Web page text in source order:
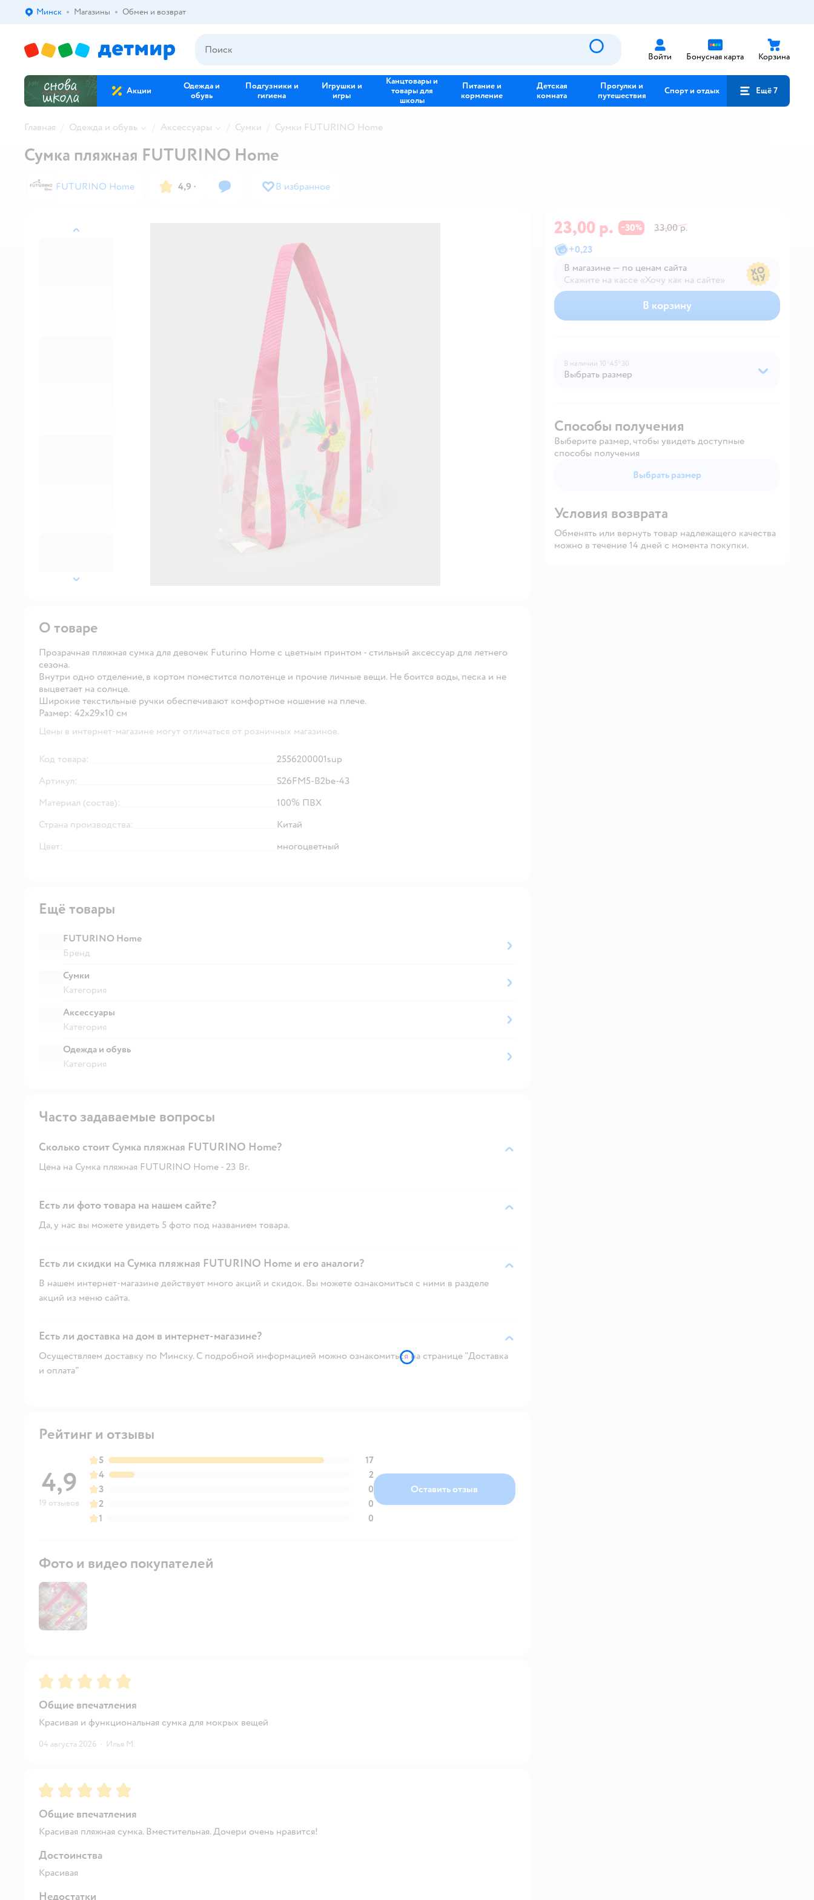
Выбор адреса доставки.
Минск Магазины Обмен и возврат
Войти Бонусная карта Корзина
Акции
Одежда и
обувь
Подгузники и
гигиена
Игрушки и
игры
Канцтовары и
товары для
школы
Питание и
кормление
Детская
комната
Прогулки и
путешествия
Спорт и отдых Ещё 7
Главная Одежда и обувь Аксессуары Сумки Сумки FUTURINO Home
назад
далее
Сумка пляжная FUTURINO Home
FUTURINO Home 4,9 · В избранное
23,00 р. −30%
33,00 р.
+0,23
В магазине — по ценам сайта
Скажите на кассе «Хочу как на сайте»
В магазине — по ценам сайта
В корзину
В наличии 10*45*30
Выбрать размер
Способы получения
Выберите размер, чтобы увидеть доступные
способы получения
Выбрать размер
Условия возврата
Обменять или вернуть товар надлежащего качества
можно в течение 14 дней с момента покупки.
О товаре
Прозрачная пляжная сумка для девочек Futurino Home с цветным принтом - стильный аксессуар для летнего
сезона.
Внутри одно отделение, в кортом поместится полотенце и прочие личные вещи. Не боится воды, песка и не
выцветает на солнце.
Широкие текстильные ручки обеспечивают комфортное ношение на плече.
Размер: 42х29х10 см
Цены в интернет-магазине могут отличаться от розничных магазинов.
Код товара:
2556200001sup
Артикул:
S26FM5-B2be-43
Материал (состав):
100% ПВХ
Страна производства:
Китай
Цвет:
многоцветный
Ещё товары
FUTURINO Home
Бренд
Сумки
Категория
Аксессуары
Категория
Одежда и обувь
Категория
Часто задаваемые вопросы
Сколько стоит Сумка пляжная FUTURINO Home?
Цена на Сумка пляжная FUTURINO Home - 23 Br.
Есть ли фото товара на нашем сайте?
Да, у нас вы можете увидеть 5 фото под названием товара.
Есть ли скидки на Сумка пляжная FUTURINO Home и его аналоги?
В нашем интернет-магазине действует много акций и скидок. Вы можете ознакомиться с ними в разделе
акций из меню сайта.
Есть ли доставка на дом в интернет-магазине?
Осуществляем доставку по Минску. С подробной информацией можно ознакомиться на странице "Доставка
и оплата"
Рейтинг и отзывы
4,9
19 отзывов
5
17
4
2
3
0
2
0
1
0
Оставить отзыв
Фото и видео покупателей
Рейтинг:5
Общие впечатления
Красивая и функциональная сумка для мокрых вещей
04 августа 2026 · Илья М.
Рейтинг:5
Общие впечатления
Красивая пляжная сумка. Вместительная. Дочери очень нравится!
Достоинства
Красивая
Недостатки